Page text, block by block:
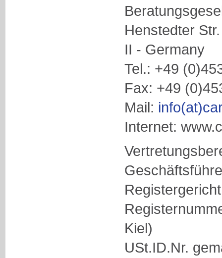
Henstedter
II - Germany
Tel.: +49
Fax: +49
Mail:
Internet:
Kiel)
USt.ID.Nr.